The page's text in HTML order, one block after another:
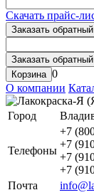
Скачать прайс-
Заказать
Заказать
Корзина 0
О компании
Город
Телефоны
+7
+7
+7
+7
Почта